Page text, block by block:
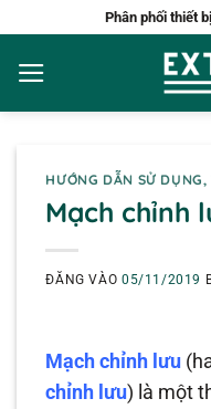
nội
dung
Phân phối thiết
HƯỚNG DẪN SỬ DỤNG,
Mạch chỉnh
ĐĂNG VÀO 05/11/2019
Mạch chỉnh lưu
chỉnh lưu) là một